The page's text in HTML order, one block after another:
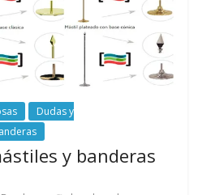
Dudas y
y banderas